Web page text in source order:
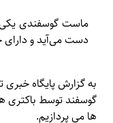
ماست گوسفندی یکی
دست می‌آید و
به گزارش پایگاه خبری
گوسفند توسط
ها می پردازیم.